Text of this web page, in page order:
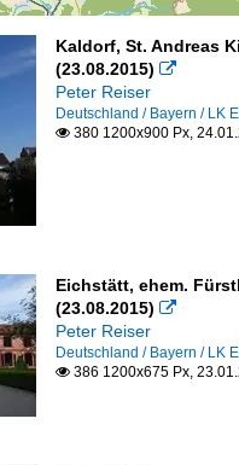
Kaldorf, St. Andreas
(23.08.2015) 
Peter Reiser
Deutschland / Bayern / LK
380 1200x900 Px,
Eichstätt, ehem.
(23.08.2015) 
Peter Reiser
Deutschland / Bayern / LK
386 1200x675 Px,